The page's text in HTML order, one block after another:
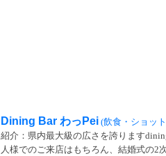
Dining Bar わっPei (飲食・ショッ
紹介：県内最大級の広さを誇ります
人様でのご来店はもちろん、結婚式の2